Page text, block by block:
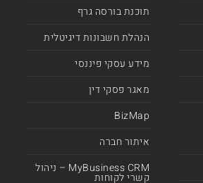
תוכנת בורסה גרף
הנהלת חשבונות דיגיטלית
מידע עסקי פיננסי
מאגר פסקי דין
BizMap
איתור חברה
MyBusiness CRM – ניהול
קשרי לקוחות